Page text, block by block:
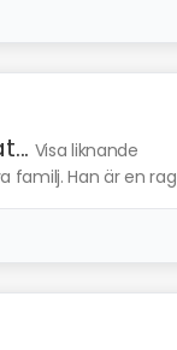
Visa liknande
Han är en